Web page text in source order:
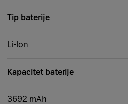
Tip baterije
Li-Ion
Kapacitet baterije
3692 mAh